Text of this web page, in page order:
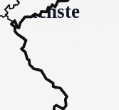
nächste